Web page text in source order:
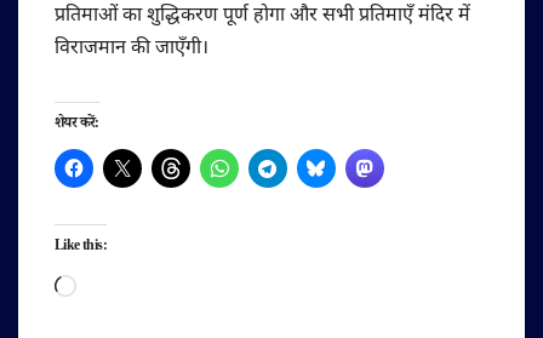
प्रतिमाओं का शुद्धिकरण पूर्ण होगा और सभी प्रतिमाएँ मंदिर में
विराजमान की जाएँगी।
शेयर करें:
Like this:
Loading…